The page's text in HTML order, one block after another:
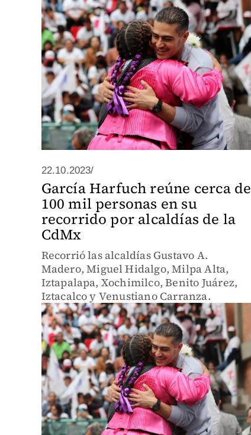
22.10.2023/
García Harfuch reúne cerca de
100 mil personas en su
recorrido por alcaldías de la
CdMx
Recorrió las alcaldías Gustavo A.
Madero, Miguel Hidalgo, Milpa Alta,
Iztapalapa, Xochimilco, Benito Juárez,
Iztacalco y Venustiano Carranza.